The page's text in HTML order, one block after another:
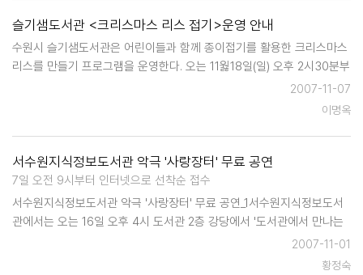
슬기샘도서관 <크리스마스 리스 접기>운영 안내
수원시 슬기샘도서관은 어린이들과 함께 종이접기를 활용한 크리스마스
리스를 만들기 프로그램을 운영한다. 오는 11웛18일(일) 오후 2시30분부
터 4시30분까지 슬기샘 도서관 2층 어울림터에서 실시되는 이 프로그램
의 참가 대상은 초등학생으로 선착순 20명으로서 이달 15일 오전 9시부
2007-11-07
이명옥
서수원지식정보도서관 악극 '사랑장터' 무료 공연
7일 오전 9시부터 인터넷으로 선착순 접수
서수원지식정보도서관 악극 '사랑장터' 무료 공연_1서수원지식정보도서
관에서는 오는 16일 오후 4시 도서관 2층 강당에서 '도서관에서 만나는
가을공연-악극 사랑장터'를 무료로 공연한다. '악극 사랑장터'는 경기도
문화의 전당 후원사업인 경기도민을 위한 찾아가는 문화활동 사업의 일
2007-11-01
황정숙